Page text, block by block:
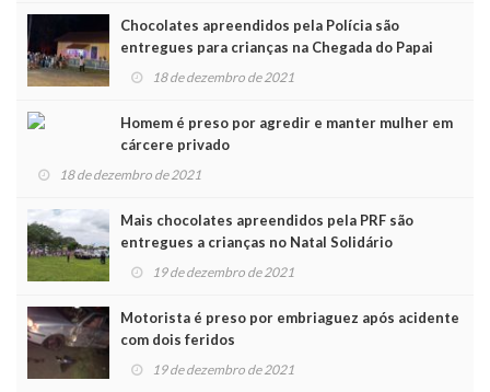
Chocolates apreendidos pela Polícia são
entregues para crianças na Chegada do Papai
Noel 18 de dezembro de 2021
Homem é preso por agredir e manter mulher em
cárcere privado
18 de dezembro de 2021
Mais chocolates apreendidos pela PRF são
entregues a crianças no Natal Solidário
19 de dezembro de 2021
Motorista é preso por embriaguez após acidente
com dois feridos
19 de dezembro de 2021